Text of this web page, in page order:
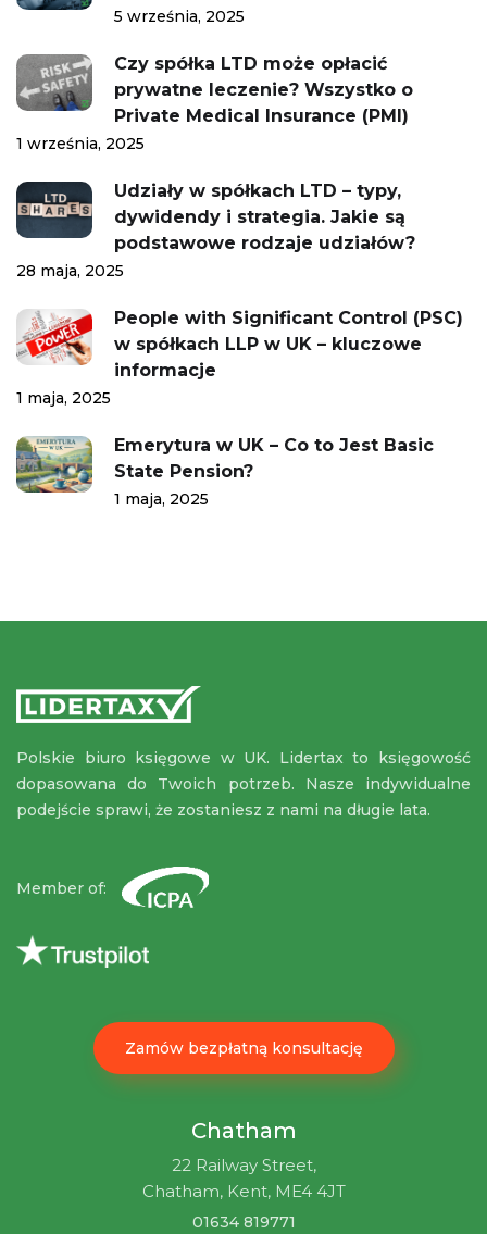
5 września, 2025
Czy spółka LTD może opłacić
prywatne leczenie? Wszystko o
Private Medical Insurance (PMI)
1 września, 2025
Udziały w spółkach LTD – typy,
dywidendy i strategia. Jakie są
podstawowe rodzaje udziałów?
28 maja, 2025
People with Significant Control (PSC)
w spółkach LLP w UK – kluczowe
informacje
1 maja, 2025
Emerytura w UK – Co to Jest Basic
State Pension?
1 maja, 2025
Polskie biuro księgowe w UK. Lidertax to księgowość
dopasowana do Twoich potrzeb. Nasze indywidualne
podejście sprawi, że zostaniesz z nami na długie lata.
Member of:
Zamów bezpłatną konsultację
Chatham
22 Railway Street,
Chatham, Kent, ME4 4JT
01634 819771